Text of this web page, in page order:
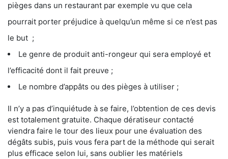
pièges dans un restaurant par exemple vu que cela
pourrait porter préjudice à quelqu’un même si ce n’est pas
le but ;
Le genre de produit anti-rongeur qui sera employé et
l’efficacité dont il fait preuve ;
Le nombre d’appâts ou des pièges à utiliser ;
Il n’y a pas d’inquiétude à se faire, l’obtention de ces devis
est totalement gratuite. Chaque dératiseur contacté
viendra faire le tour des lieux pour une évaluation des
dégâts subis, puis vous fera part de la méthode qui serait
plus efficace selon lui, sans oublier les matériels